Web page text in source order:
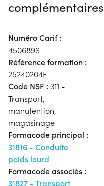
complémentaires
Numéro Carif :
450689S
Référence formation :
25240204F
Code NSF : 311 -
Transport,
manutention,
magasinage
Formacode principal :
31816 - Conduite
poids lourd
Formacode associés :
31827 - Transport